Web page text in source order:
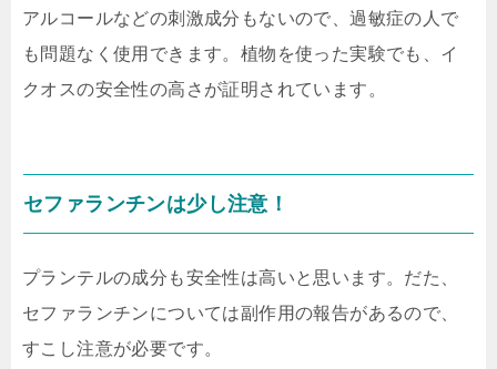
アルコールなどの刺激成分もないので、過敏症の人で
も問題なく使用できます。植物を使った実験でも、イ
クオスの安全性の高さが証明されています。
セファランチンは少し注意！
プランテルの成分も安全性は高いと思います。だた、
セファランチンについては副作用の報告があるので、
すこし注意が必要です。